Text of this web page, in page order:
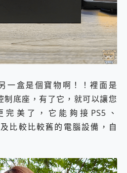
一盒是個寶物啊！！裡面是
底座，有了它，就可以讓您
完美了，它能夠接PS5、
比較比較舊的電腦設備，自